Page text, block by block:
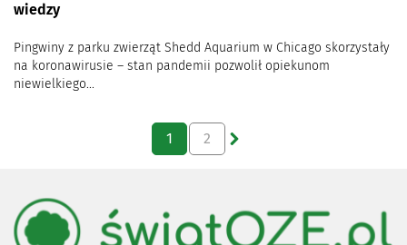
wiedzy
Pingwiny z parku zwierząt Shedd Aquarium w Chicago skorzystały
na koronawirusie – stan pandemii pozwolił opiekunom
niewielkiego...
1 2